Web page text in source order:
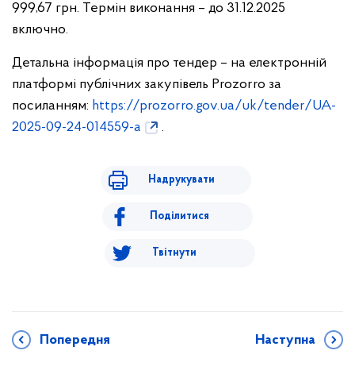
999,67 грн. Термін виконання – до 31.12.2025
включно.
Детальна інформація про тендер – на електронній
платформі публічних закупівель Prozorro за
посиланням: https://prozorro.gov.ua/uk/tender/UA-
2025-09-24-014559-a
.
Надрукувати
Поділитися
Твітнути
Попередня Наступна